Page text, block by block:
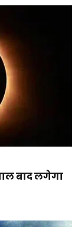
बाद लगेगा